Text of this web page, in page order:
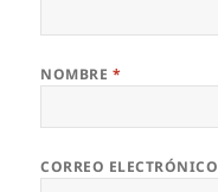
NOMBRE *
CORREO ELECTRÓNICO